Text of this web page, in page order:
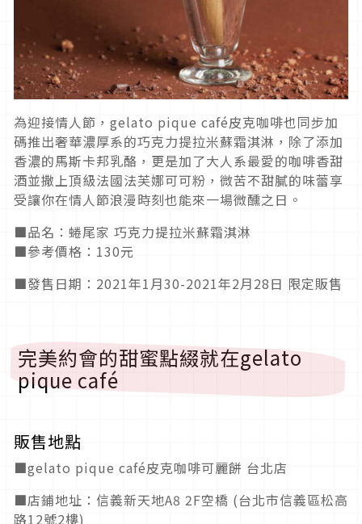
為迎接情人節，gelato pique café皮克咖啡也同步加
碼推出奢華濃厚系的巧克力提拉米蘇霜淇淋，除了添加
香濃的馬斯卡邦乳酪，更是加了大人系最愛的咖啡香甜
酒並撒上頂級法國法芙娜可可粉，微苦不甜膩的味蕾享
受讓你在情人節浪漫時刻也能來一場微醺之日。
■品名：蜷尾家 巧克力提拉米蘇霜淇淋
■參考價格：130元
■發售日期：2021年1月30-2021年2月28日 限定販售
完美約會的甜蜜點綴就在gelato
pique café
販售地點
■gelato pique café皮克咖啡可麗餅 台北店
■店鋪地址：信義新天地A8 2F空橋 (台北市信義區松高
路12號2樓)